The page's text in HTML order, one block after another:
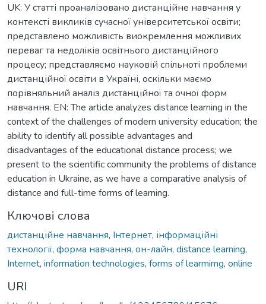
UK: У статті проаналізовано дистанційне навчання у
контексті викликів сучасної університетської освіти;
представлено можливість виокремлення можливих
переваг та недоліків освітнього дистанційного
процесу; представляємо науковій спільноті проблеми
дистанційної освіти в Україні, оскільки маємо
порівняльний аналіз дистанційної та очної форм
навчання. EN: The article analyzes distance learning in the
context of the challenges of modern university education; the
ability to identify all possible advantages and
disadvantages of the educational distance process; we
present to the scientific community the problems of distance
education in Ukraine, as we have a comparative analysis of
distance and full-time forms of learning.
Ключові слова
дистанційне навчання, Інтернет, інформаційні
технології, форма навчання, он-лайн, distance learning,
Internet, information technologies, forms of learmimg, online
URI